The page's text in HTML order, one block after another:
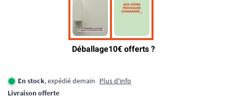
En stock, expédié demain Plus d'info
Livraison offerte